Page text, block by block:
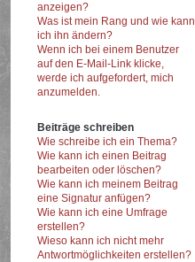
anzeigen?
Was ist mein Rang und wie kann
ich ihn ändern?
Wenn ich bei einem Benutzer
auf den E-Mail-Link klicke,
werde ich aufgefordert, mich
anzumelden.
Beiträge schreiben
Wie schreibe ich ein Thema?
Wie kann ich einen Beitrag
bearbeiten oder löschen?
Wie kann ich meinem Beitrag
eine Signatur anfügen?
Wie kann ich eine Umfrage
erstellen?
Wieso kann ich nicht mehr
Antwortmöglichkeiten erstellen?